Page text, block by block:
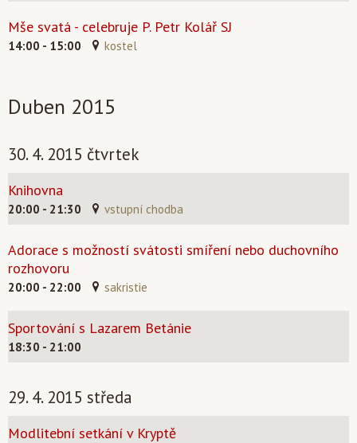
Mše svatá - celebruje P. Petr Kolář SJ
14:00 - 15:00 kostel
Duben 2015
30. 4. 2015 čtvrtek
Knihovna
20:00 - 21:30 vstupní chodba
Adorace s možností svátosti smíření nebo duchovního
rozhovoru
20:00 - 22:00 sakristie
Sportování s Lazarem Betánie
18:30 - 21:00
29. 4. 2015 středa
Modlitební setkání v Kryptě